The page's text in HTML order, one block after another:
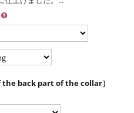
back part of the collar）